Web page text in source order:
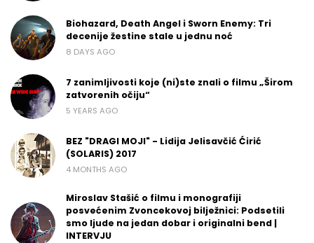
Biohazard, Death Angel i Sworn Enemy: Tri
decenije žestine stale u jednu noć
8 DAYS AGO
7 zanimljivosti koje (ni)ste znali o filmu „Širom
zatvorenih očiju“
5 YEARS AGO
BEZ "DRAGI MOJI" - Lidija Jelisavčić Ćirić
(SOLARIS) 2017
4 MONTHS AGO
Miroslav Stašić o filmu i monografiji
posvećenim Zvoncekovoj bilježnici: Podsetili
smo ljude na jedan dobar i originalni bend |
INTERVJU